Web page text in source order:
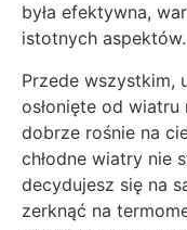
była efektywna,
istotnych aspektów.
Przede wszystkim,
osłonięte od
dobrze rośnie na
chłodne wiatry nie
decydujesz się na
zerknąć na